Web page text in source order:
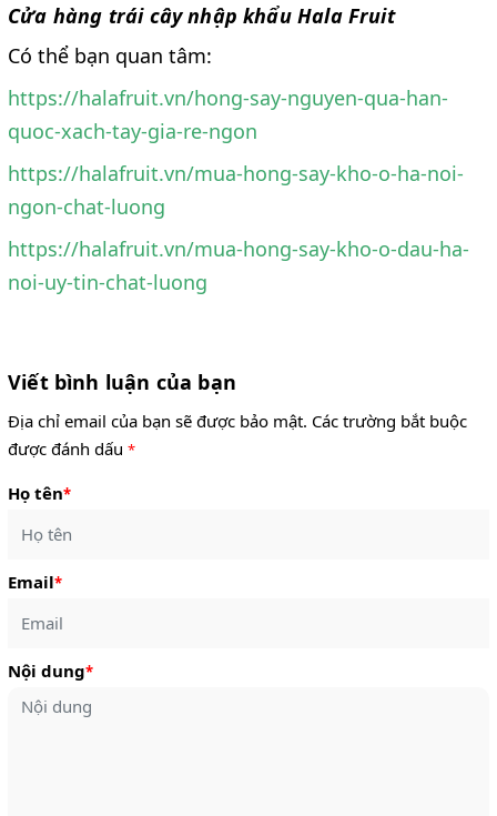
Cửa hàng trái cây nhập khẩu Hala Fruit
Có thể bạn quan tâm:
https://halafruit.vn/hong-say-nguyen-qua-han-
quoc-xach-tay-gia-re-ngon
https://halafruit.vn/mua-hong-say-kho-o-ha-noi-
ngon-chat-luong
https://halafruit.vn/mua-hong-say-kho-o-dau-ha-
noi-uy-tin-chat-luong
Viết bình luận của bạn
Địa chỉ email của bạn sẽ được bảo mật. Các trường bắt buộc
được đánh dấu *
Họ tên*
Email*
Nội dung*